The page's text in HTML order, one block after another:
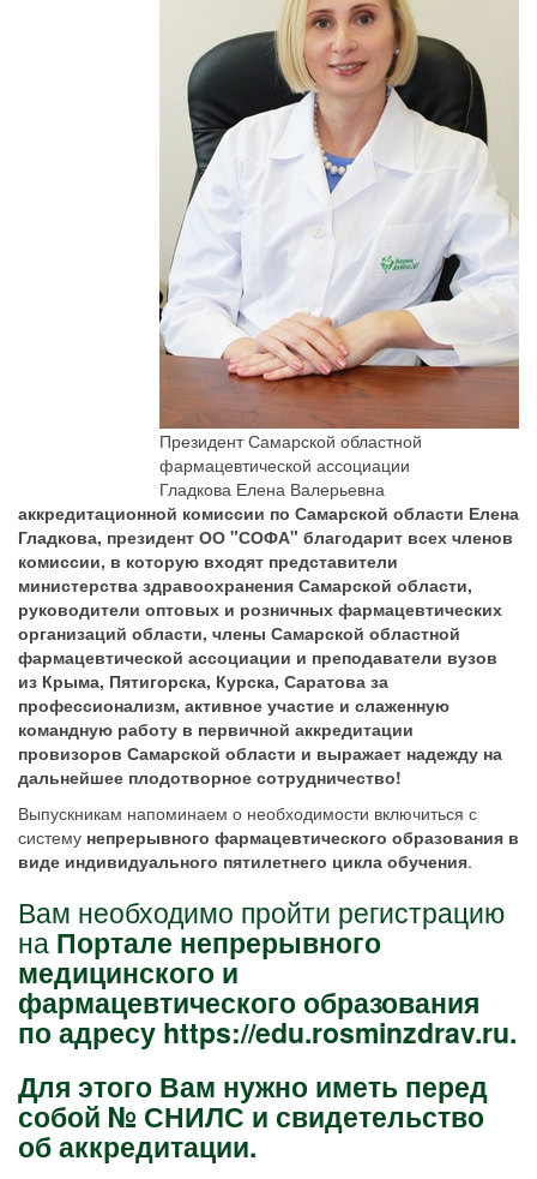
Президент Самарской областной
фармацевтической ассоциации
Гладкова Елена Валерьевна
аккредитационной комиссии по Самарской области Елена
Гладкова, президент ОО "СОФА" благодарит всех членов
комиссии, в которую входят представители
министерства здравоохранения Самарской области,
руководители оптовых и розничных фармацевтических
организаций области, члены Самарской областной
фармацевтической ассоциации и преподаватели вузов
из Крыма, Пятигорска, Курска, Саратова за
профессионализм, активное участие и слаженную
командную работу в первичной аккредитации
провизоров Самарской области и выражает надежду на
дальнейшее плодотворное сотрудничество!
Выпускникам напоминаем о необходимости включиться с
систему непрерывного фармацевтического образования в
виде индивидуального пятилетнего цикла обучения.
Вам необходимо пройти регистрацию
на Портале непрерывного
медицинского и
фармацевтического образования
по адресу https://edu.rosminzdrav.ru.
Для этого Вам нужно иметь перед
собой № СНИЛС и свидетельство
об аккредитации.